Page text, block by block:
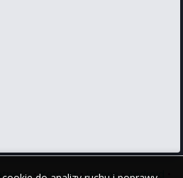
•Kontakt•iPhone•Android